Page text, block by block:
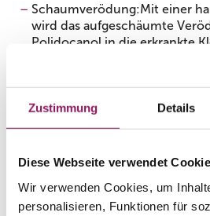
Zustimmung Details
Diese Webseite verwendet
Wir verwenden Cookies, um
personalisieren, Funktionen für
Schaumverödung:Mit einer
wird das aufgeschäumte
Polidocanol in die erkrankte
bewirkt eine kaum spürbare
Gefäßwand. Die Vene
und wird vom Körper
Verödung mit dem Laser:Die
werden durch die Haut mit
Blutgefäße zusammen,
Wir therapieren maximal viele